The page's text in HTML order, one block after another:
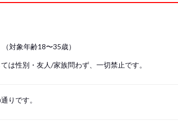
ださい。
対象年齢18〜35歳）
は性別・友人/家族問わず、一切禁止です。
りです。